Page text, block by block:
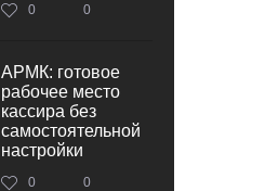
0 0
АРМК: готовое
рабочее место
кассира без
самостоятельной
настройки
0 0